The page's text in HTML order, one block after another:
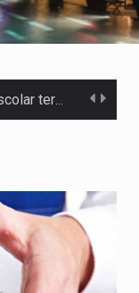
Una jornada escolar terminó en tragedia este viernes 7 de…
Abelardo de la Espriella asumió este viernes 7 de agosto…